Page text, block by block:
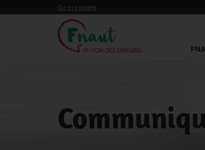
Panneau de gestion des cookies
Go to content